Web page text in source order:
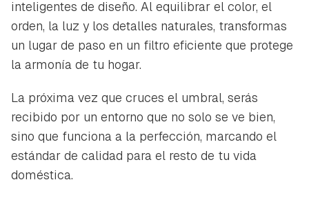
inteligentes de diseño. Al equilibrar el color, el
orden, la luz y los detalles naturales, transformas
un lugar de paso en un filtro eficiente que protege
la armonía de tu hogar.
La próxima vez que cruces el umbral, serás
recibido por un entorno que no solo se ve bien,
sino que funciona a la perfección, marcando el
estándar de calidad para el resto de tu vida
doméstica.